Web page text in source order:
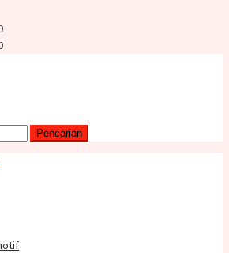
Pencarian